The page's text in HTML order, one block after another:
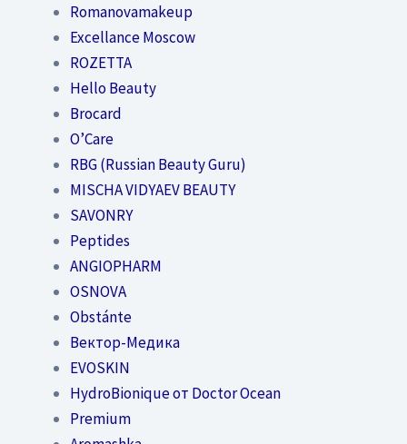
Romanovamakeup
Excellance Moscow
ROZETTA
Hello Beauty
Brocard
O’Care
RBG (Russian Beauty Guru)
MISCHA VIDYAEV BEAUTY
SAVONRY
Peptides
ANGIOPHARM
OSNOVA
Obstánte
Вектор-Медика
EVOSKIN
HydroBionique от Doctor Ocean
Premium